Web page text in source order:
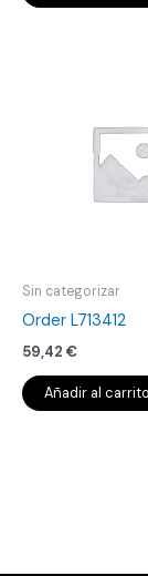
Sin categorizar
Order L713412
59,42 €
Añadir al carrito